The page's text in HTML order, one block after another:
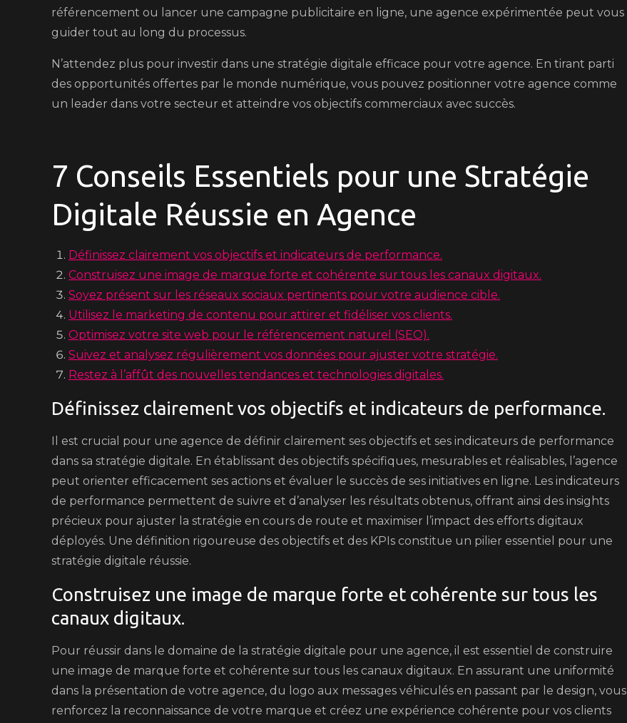
référencement ou lancer une campagne publicitaire en ligne, une agence expérimentée peut vous
guider tout au long du processus.
N’attendez plus pour investir dans une stratégie digitale efficace pour votre agence. En tirant parti
des opportunités offertes par le monde numérique, vous pouvez positionner votre agence comme
un leader dans votre secteur et atteindre vos objectifs commerciaux avec succès.
7 Conseils Essentiels pour une Stratégie
Digitale Réussie en Agence
Définissez clairement vos objectifs et indicateurs de performance.
Construisez une image de marque forte et cohérente sur tous les canaux digitaux.
Soyez présent sur les réseaux sociaux pertinents pour votre audience cible.
Utilisez le marketing de contenu pour attirer et fidéliser vos clients.
Optimisez votre site web pour le référencement naturel (SEO).
Suivez et analysez régulièrement vos données pour ajuster votre stratégie.
Restez à l’affût des nouvelles tendances et technologies digitales.
Définissez clairement vos objectifs et indicateurs de performance.
Il est crucial pour une agence de définir clairement ses objectifs et ses indicateurs de performance
dans sa stratégie digitale. En établissant des objectifs spécifiques, mesurables et réalisables, l’agence
peut orienter efficacement ses actions et évaluer le succès de ses initiatives en ligne. Les indicateurs
de performance permettent de suivre et d’analyser les résultats obtenus, offrant ainsi des insights
précieux pour ajuster la stratégie en cours de route et maximiser l’impact des efforts digitaux
déployés. Une définition rigoureuse des objectifs et des KPIs constitue un pilier essentiel pour une
stratégie digitale réussie.
Construisez une image de marque forte et cohérente sur tous les
canaux digitaux.
Pour réussir dans le domaine de la stratégie digitale pour une agence, il est essentiel de construire
une image de marque forte et cohérente sur tous les canaux digitaux. En assurant une uniformité
dans la présentation de votre agence, du logo aux messages véhiculés en passant par le design, vous
renforcez la reconnaissance de votre marque et créez une expérience cohérente pour vos clients